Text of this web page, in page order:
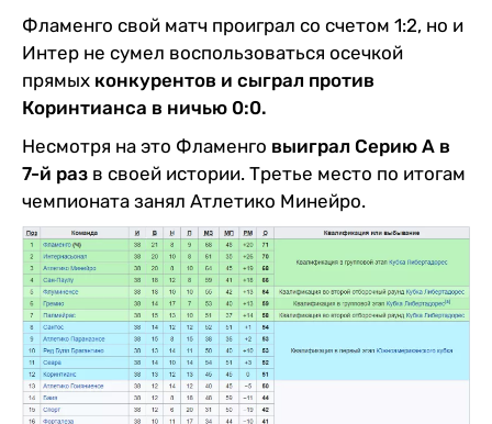
Фламенго свой матч проиграл со счетом 1:2, но и
Интер не сумел воспользоваться осечкой
прямых конкурентов и сыграл против
Коринтианса в ничью 0:0.
Несмотря на это Фламенго выиграл Серию А в
7-й раз в своей истории. Третье место по итогам
чемпионата занял Атлетико Минейро.